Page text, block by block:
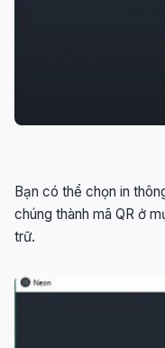
Bạn có thể chọn in
chúng thành mã QR ở
trữ.